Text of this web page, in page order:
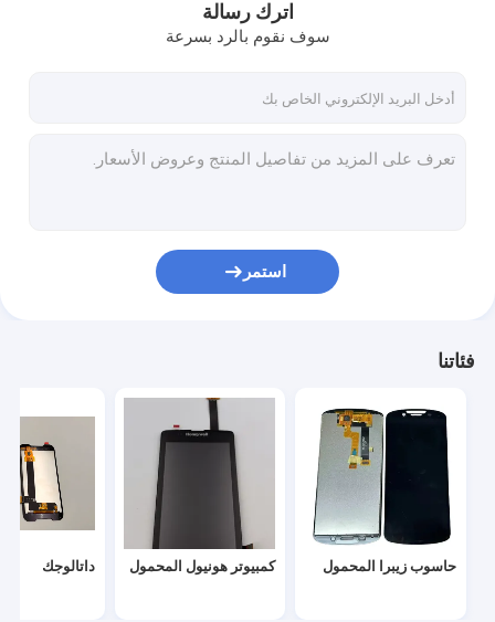
طابعات زيبرا
اترك رسالة
سوف نقوم بالرد بسرعة
استمر
فئاتنا
حاسوب زيبرا المحمول كمبيوتر هونيول المحمول داتالوجك